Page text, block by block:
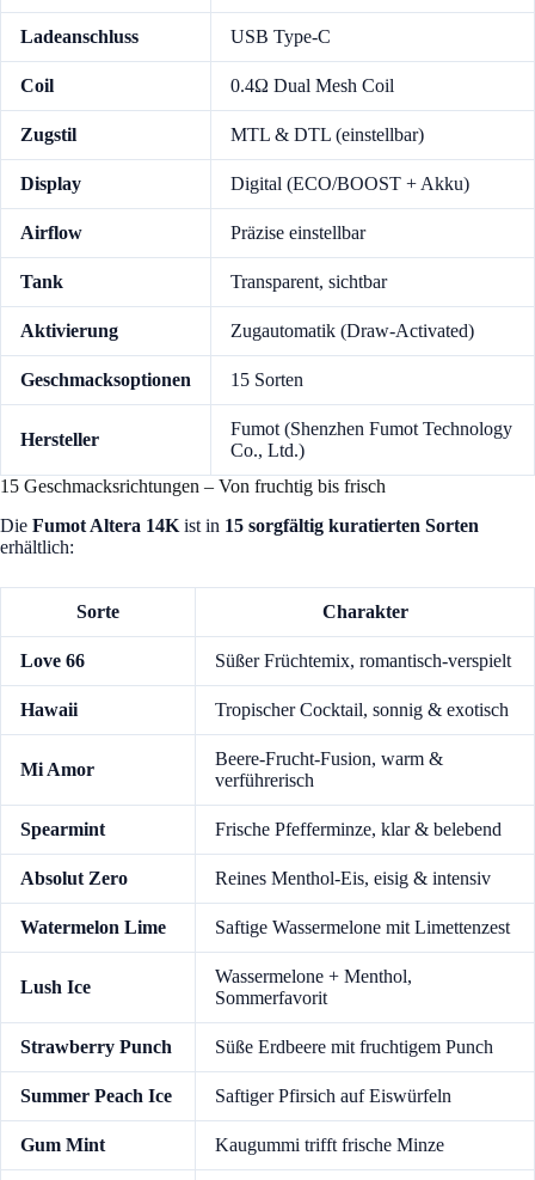
Ladeanschluss USB Type-C
Coil 0.4Ω Dual Mesh Coil
Zugstil MTL & DTL (einstellbar)
Display Digital (ECO/BOOST + Akku)
Airflow Präzise einstellbar
Tank Transparent, sichtbar
Aktivierung Zugautomatik (Draw-Activated)
Geschmacksoptionen 15 Sorten
Hersteller
Fumot (Shenzhen Fumot Technology
Co., Ltd.)
15 Geschmacksrichtungen – Von fruchtig bis frisch
Die Fumot Altera 14K ist in 15 sorgfältig kuratierten Sorten
erhältlich:
Sorte Charakter
Love 66 Süßer Früchtemix, romantisch-verspielt
Hawaii Tropischer Cocktail, sonnig & exotisch
Mi Amor
Beere-Frucht-Fusion, warm &
verführerisch
Spearmint Frische Pfefferminze, klar & belebend
Absolut Zero Reines Menthol-Eis, eisig & intensiv
Watermelon Lime Saftige Wassermelone mit Limettenzest
Lush Ice
Wassermelone + Menthol,
Sommerfavorit
Strawberry Punch Süße Erdbeere mit fruchtigem Punch
Summer Peach Ice Saftiger Pfirsich auf Eiswürfeln
Gum Mint Kaugummi trifft frische Minze